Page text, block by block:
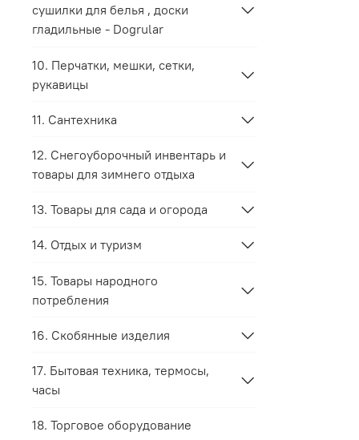
сушилки для белья , доски
гладильные - Dogrular
10. Перчатки, мешки, сетки,
рукавицы
11. Сантехника
12. Снегоуборочный инвентарь и
товары для зимнего отдыха
13. Товары для сада и огорода
14. Отдых и туризм
15. Товары народного
потребления
16. Скобянные изделия
17. Бытовая техника, термосы,
часы
18. Торговое оборудование